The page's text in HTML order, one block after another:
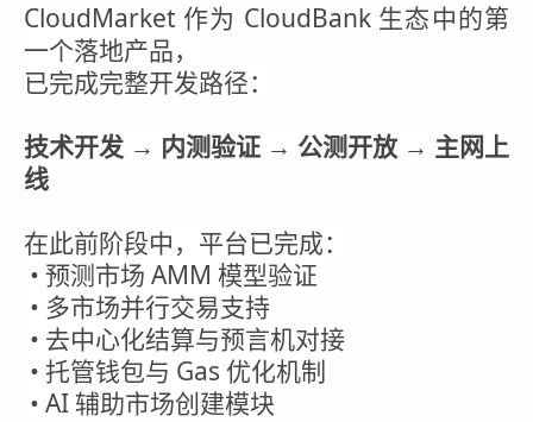
CloudMarket 作为 CloudBank 生态中的第
一个落地产品，
已完成完整开发路径：
技术开发 → 内测验证 → 公测开放 → 主网上
线
在此前阶段中，平台已完成：
• 预测市场 AMM 模型验证
• 多市场并行交易支持
• 去中心化结算与预言机对接
• 托管钱包与 Gas 优化机制
• AI 辅助市场创建模块